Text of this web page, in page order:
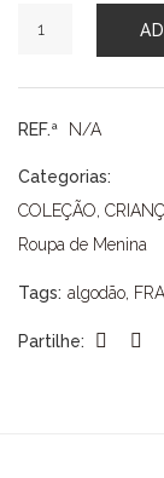
de
SHIRT
MAYORAL
REF.ª N/A
Categorias:
COLEÇÃO,
Roupa de Menina
Tags: algodão,
Partilhe: